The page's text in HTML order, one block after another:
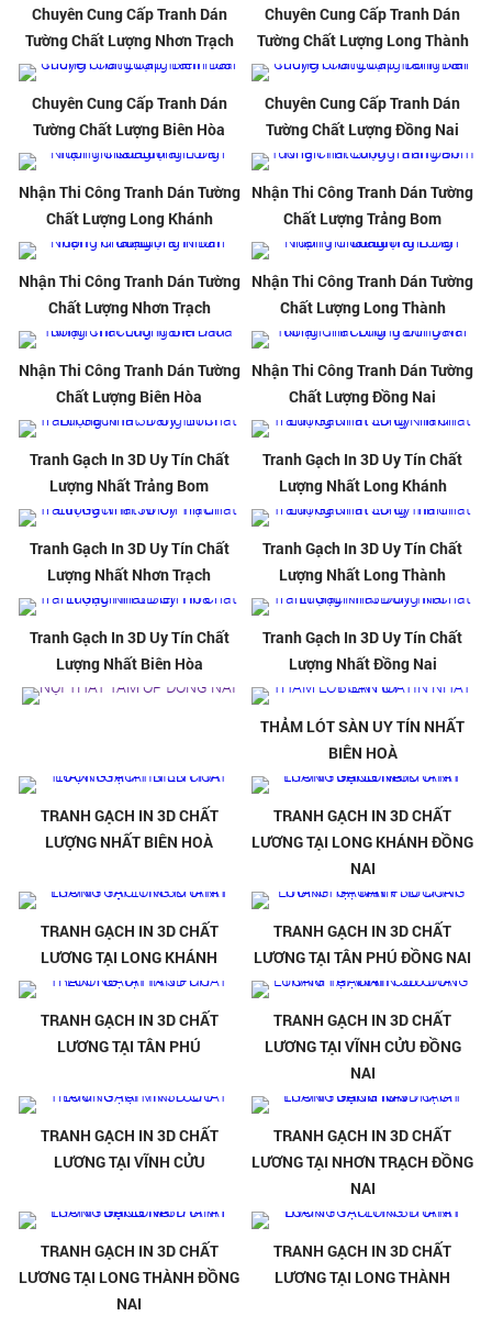
Chuyên Cung Cấp Tranh Dán
Tường Chất Lượng Nhơn Trạch
Chuyên Cung Cấp Tranh Dán
Tường Chất Lượng Long Thành
Chuyên Cung Cấp Tranh Dán
Tường Chất Lượng Biên Hòa
Chuyên Cung Cấp Tranh Dán
Tường Chất Lượng Đồng Nai
Nhận Thi Công Tranh Dán Tường
Chất Lượng Long Khánh
Nhận Thi Công Tranh Dán Tường
Chất Lượng Trảng Bom
Nhận Thi Công Tranh Dán Tường
Chất Lượng Nhơn Trạch
Nhận Thi Công Tranh Dán Tường
Chất Lượng Long Thành
Nhận Thi Công Tranh Dán Tường
Chất Lượng Biên Hòa
Nhận Thi Công Tranh Dán Tường
Chất Lượng Đồng Nai
Tranh Gạch In 3D Uy Tín Chất
Lượng Nhất Trảng Bom
Tranh Gạch In 3D Uy Tín Chất
Lượng Nhất Long Khánh
Tranh Gạch In 3D Uy Tín Chất
Lượng Nhất Nhơn Trạch
Tranh Gạch In 3D Uy Tín Chất
Lượng Nhất Long Thành
Tranh Gạch In 3D Uy Tín Chất
Lượng Nhất Biên Hòa
Tranh Gạch In 3D Uy Tín Chất
Lượng Nhất Đồng Nai
THẢM LÓT SÀN UY TÍN NHẤT
BIÊN HOÀ
TRANH GẠCH IN 3D CHẤT
LƯỢNG NHẤT BIÊN HOÀ
TRANH GẠCH IN 3D CHẤT
LƯƠNG TẠI LONG KHÁNH ĐỒNG
NAI
TRANH GẠCH IN 3D CHẤT
LƯƠNG TẠI LONG KHÁNH
TRANH GẠCH IN 3D CHẤT
LƯƠNG TẠI TÂN PHÚ ĐỒNG NAI
TRANH GẠCH IN 3D CHẤT
LƯƠNG TẠI TÂN PHÚ
TRANH GẠCH IN 3D CHẤT
LƯƠNG TẠI VĨNH CỬU ĐỒNG
NAI
TRANH GẠCH IN 3D CHẤT
LƯƠNG TẠI VĨNH CỬU
TRANH GẠCH IN 3D CHẤT
LƯƠNG TẠI NHƠN TRẠCH ĐỒNG
NAI
TRANH GẠCH IN 3D CHẤT
LƯƠNG TẠI LONG THÀNH ĐỒNG
NAI
TRANH GẠCH IN 3D CHẤT
LƯƠNG TẠI LONG THÀNH